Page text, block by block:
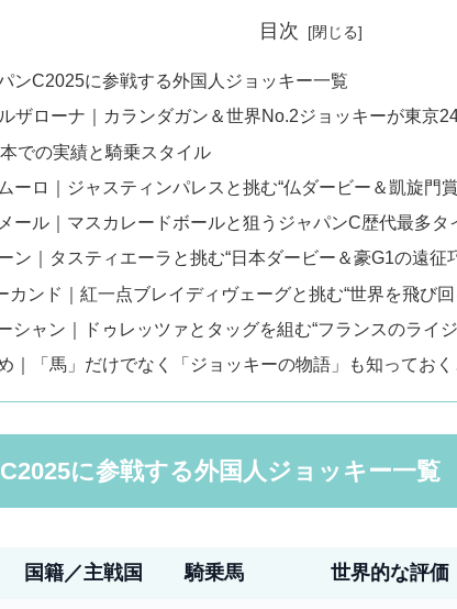
目次
ンC2025に参戦する外国人ジョッキー一覧
ザローナ｜カランダガン＆世界No.2ジョッキーが東京
での実績と騎乗スタイル
ーロ｜ジャスティンパレスと挑む“仏ダービー＆凱旋門
ール｜マスカレードボールと狙うジャパンC歴代最多タ
ン｜タスティエーラと挑む“日本ダービー＆豪G1の遠征
カンド｜紅一点ブレイディヴェーグと挑む“世界を飛び
シャン｜ドゥレッツァとタッグを組む“フランスのライ
｜「馬」だけでなく「ジョッキーの物語」も知ってお
に参戦する外国人ジョッキー一覧
国籍／主戦国 騎乗馬 世界的な評価